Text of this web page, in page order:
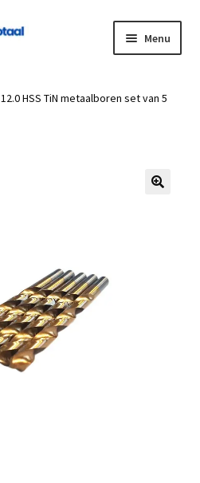
Menu
12.0 HSS TiN metaalboren set van 5